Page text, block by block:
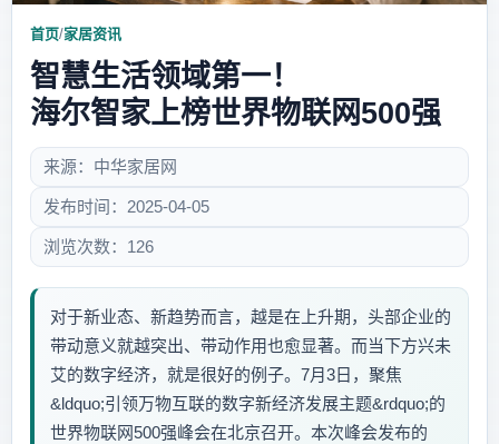
首页/家居资讯
智慧生活领域第一！
海尔智家上榜世界物联网500强
来源：中华家居网
发布时间：2025-04-05
浏览次数：126
对于新业态、新趋势而言，越是在上升期，头部企业的
带动意义就越突出、带动作用也愈显著。而当下方兴未
艾的数字经济，就是很好的例子。7月3日，聚焦
&ldquo;引领万物互联的数字新经济发展主题&rdquo;的
世界物联网500强峰会在北京召开。本次峰会发布的